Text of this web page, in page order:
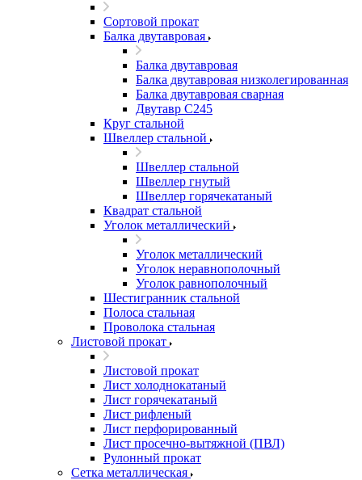
Сортовой прокат
Балка двутавровая
Балка двутавровая
Балка двутавровая низколегированная
Балка двутавровая сварная
Двутавр С245
Круг стальной
Швеллер стальной
Швеллер стальной
Швеллер гнутый
Швеллер горячекатаный
Квадрат стальной
Уголок металлический
Уголок металлический
Уголок неравнополочный
Уголок равнополочный
Шестигранник стальной
Полоса стальная
Проволока стальная
Листовой прокат
Листовой прокат
Лист холоднокатаный
Лист горячекатаный
Лист рифленый
Лист перфорированный
Лист просечно-вытяжной (ПВЛ)
Рулонный прокат
Сетка металлическая